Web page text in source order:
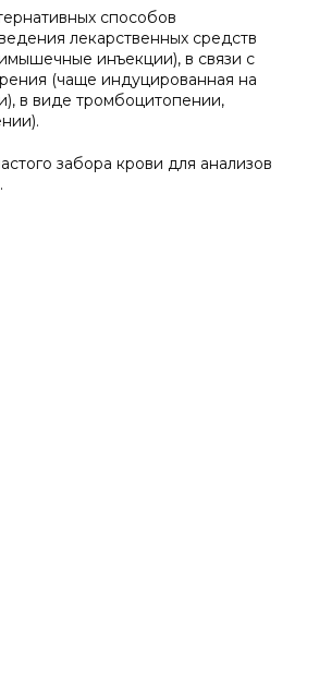
способов
лекарственных средств
инъекции), в связи с
(чаще индуцированная на
в виде тромбоцитопении,
забора крови для анализов